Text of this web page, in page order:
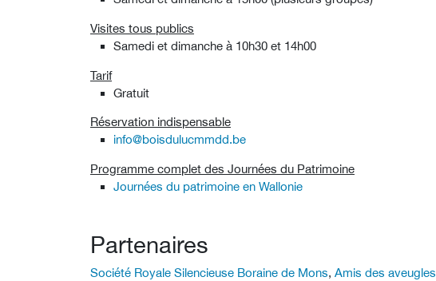
Visites tous publics
Samedi et dimanche à 10h30 et 14h00
Tarif
Gratuit
Réservation indispensable
info@boisdulucmmdd.be
Programme complet des Journées du Patrimoine
Journées du patrimoine en Wallonie
Partenaires
Société Royale Silencieuse Boraine de Mons, Amis des aveugles